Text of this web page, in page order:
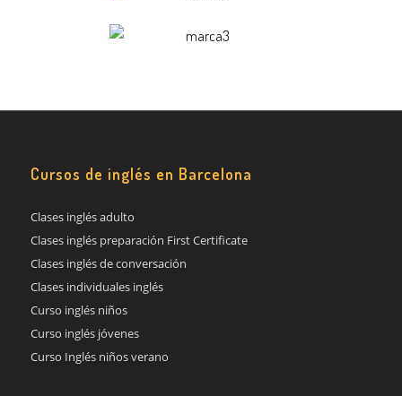
Cursos de inglés en Barcelona
Clases inglés adulto
Clases inglés preparación First Certificate
Clases inglés de conversación
Clases individuales inglés
Curso inglés niños
Curso inglés jóvenes
Curso Inglés niños verano